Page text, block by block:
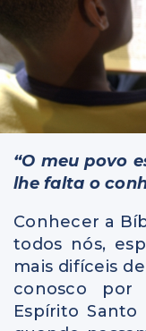
“O meu povo
lhe falta o
Conhecer a
todos nós,
mais difíceis
conosco por
Espírito